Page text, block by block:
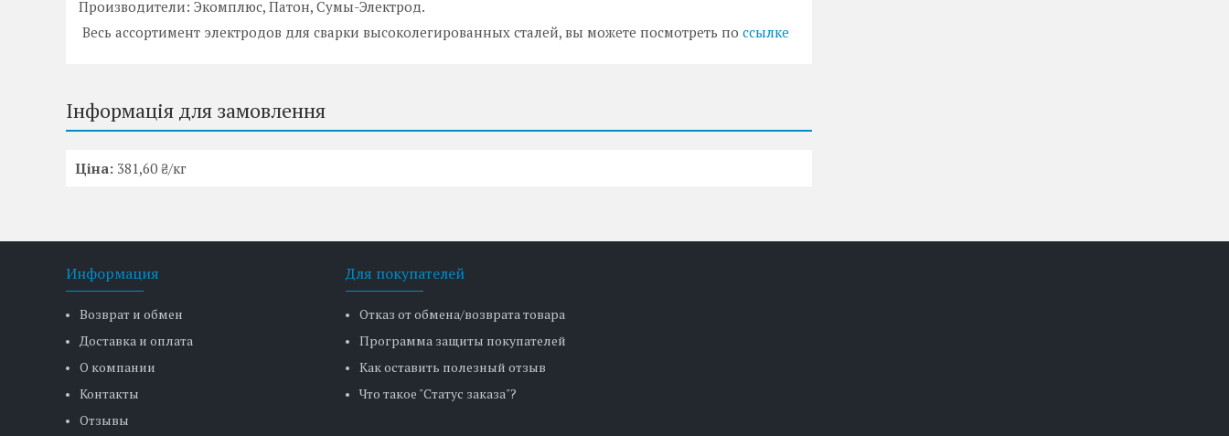
Производители: Экомплюс, Патон, Сумы-Электрод.
Весь ассортимент электродов для сварки высоколегированных сталей, вы можете посмотреть по ссылке
Інформація для замовлення
Ціна: 381,60 ₴/кг
Информация
Возврат и обмен
Доставка и оплата
О компании
Контакты
Отзывы
Для покупателей
Отказ от обмена/возврата товара
Программа защиты покупателей
Как оставить полезный отзыв
Что такое "Статус заказа"?